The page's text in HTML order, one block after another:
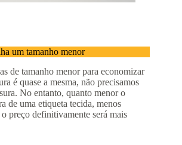
um tamanho menor
de tamanho menor para economizar
é quase a mesma, não precisamos
No entanto, quanto menor o
de uma etiqueta tecida, menos
preço definitivamente será mais